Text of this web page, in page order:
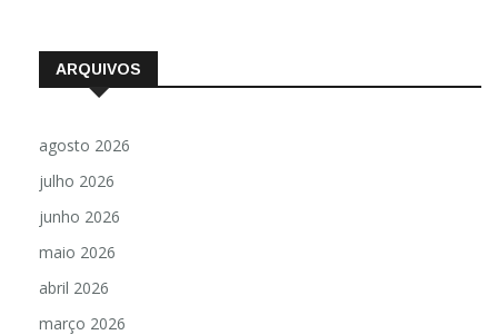
ARQUIVOS
agosto 2026
julho 2026
junho 2026
maio 2026
abril 2026
março 2026